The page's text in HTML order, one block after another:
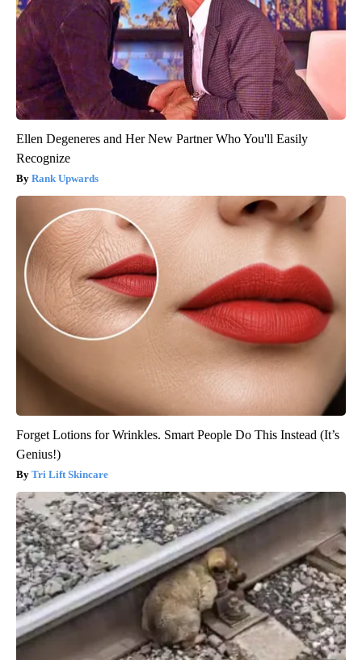
Ellen Degeneres and Her New Partner Who You'll Easily
Recognize
Rank Upwards
Forget Lotions for Wrinkles. Smart People Do This Instead (It’s
Genius!)
Tri Lift Skincare